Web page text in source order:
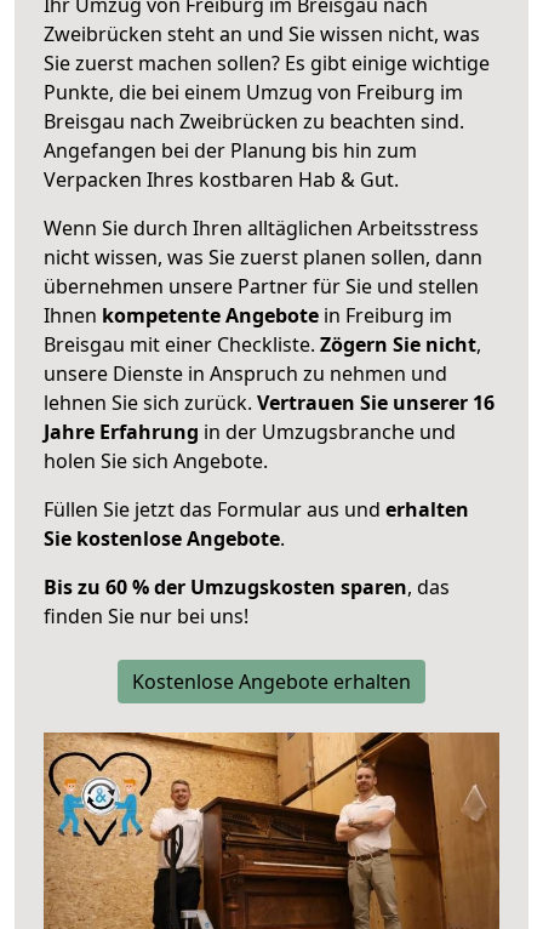
Zweibrücken steht an und Sie wissen nicht, was
Sie zuerst machen sollen? Es gibt einige wichtige
Punkte, die bei einem Umzug von Freiburg im
Breisgau nach Zweibrücken zu beachten sind.
Angefangen bei der Planung bis hin zum
Verpacken Ihres kostbaren Hab & Gut.
Wenn Sie durch Ihren alltäglichen Arbeitsstress
nicht wissen, was Sie zuerst planen sollen, dann
übernehmen unsere Partner für Sie und stellen
Ihnen kompetente Angebote in Freiburg im
Breisgau mit einer Checkliste. Zögern Sie nicht,
unsere Dienste in Anspruch zu nehmen und
lehnen Sie sich zurück. Vertrauen Sie unserer 16
Jahre Erfahrung in der Umzugsbranche und
holen Sie sich Angebote.
Füllen Sie jetzt das Formular aus und erhalten
Sie kostenlose Angebote.
Bis zu 60 % der Umzugskosten sparen, das
finden Sie nur bei uns!
Kostenlose Angebote erhalten